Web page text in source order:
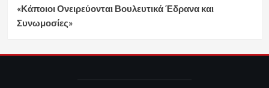
«Κάποιοι Ονειρεύονται Βουλευτικά Έδρανα και
Συνωμοσίες»